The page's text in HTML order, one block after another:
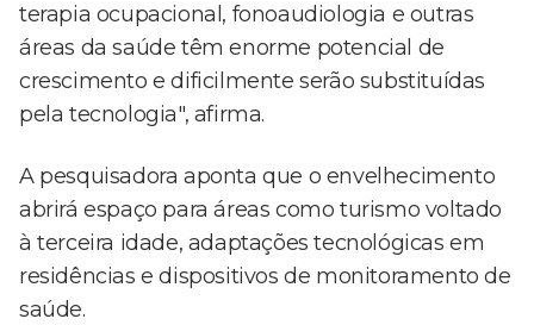
terapia ocupacional, fonoaudiologia e outras
áreas da saúde têm enorme potencial de
crescimento e dificilmente serão substituídas
pela tecnologia", afirma.
A pesquisadora aponta que o envelhecimento
abrirá espaço para áreas como turismo voltado
à terceira idade, adaptações tecnológicas em
residências e dispositivos de monitoramento de
saúde.